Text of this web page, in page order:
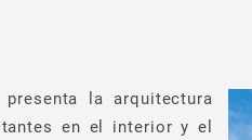
la arquitectura
en el interior y el